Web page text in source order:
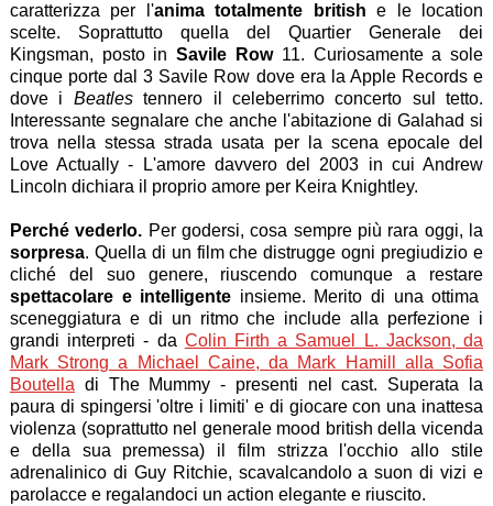
caratterizza per l'anima totalmente british e le location
scelte. Soprattutto quella del Quartier Generale dei
Kingsman, posto inSavile Row11. Curiosamente a sole
cinque porte dal 3 Savile Row dove era la Apple Records e
dove i Beatlestennero il celeberrimo concerto sul tetto.
Interessante segnalare che anche l'abitazione di Galahad si
trova nella stessa strada usata per la scena epocale del
Love Actually - L'amore davvero del 2003 in cui Andrew
Lincoln dichiara il proprio amore per Keira Knightley.
Perché vederlo. Per godersi, cosa sempre più rara oggi, la
sorpresa. Quella di un film che distrugge ogni pregiudizio e
cliché del suo genere, riuscendo comunque a restare
spettacolare e intelligente insieme. Merito di una ottima
sceneggiatura e di un ritmo che include alla perfezione i
grandi interpreti - da Colin Firth a Samuel L. Jackson, da
Mark Strong a Michael Caine, da Mark Hamill alla Sofia
Boutella di The Mummy - presenti nel cast. Superata la
paura di spingersi 'oltre i limiti' e di giocare con una inattesa
violenza (soprattutto nel generale mood british della vicenda
e della sua premessa) il film strizza l'occhio allo stile
adrenalinico di Guy Ritchie, scavalcandolo a suon di vizi e
parolacce e regalandoci un action elegante e riuscito.